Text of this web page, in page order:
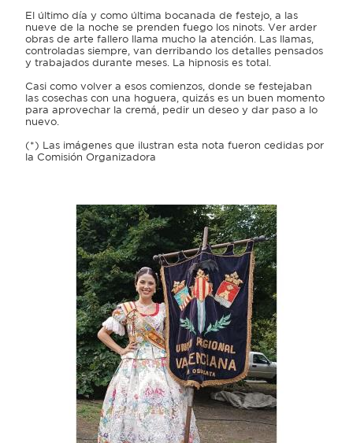
El último día y como última bocanada de festejo, a las
nueve de la noche se prenden fuego los ninots. Ver arder
obras de arte fallero llama mucho la atención. Las llamas,
controladas siempre, van derribando los detalles pensados
y trabajados durante meses. La hipnosis es total.
Casi como volver a esos comienzos, donde se festejaban
las cosechas con una hoguera, quizás es un buen momento
para aprovechar la cremá, pedir un deseo y dar paso a lo
nuevo.
(*) Las imágenes que ilustran esta nota fueron cedidas por
la Comisión Organizadora